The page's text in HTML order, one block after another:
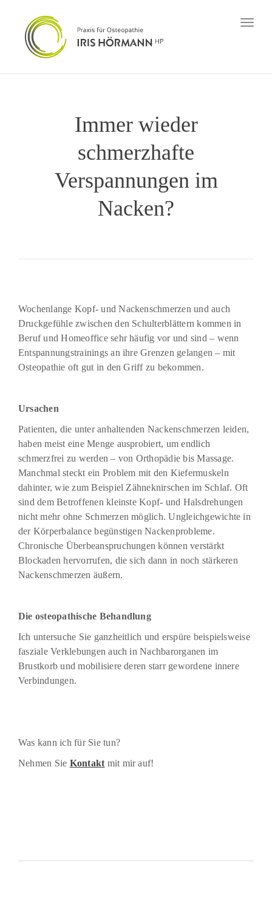
Immer wieder
schmerzhafte
Verspannungen im
Nacken?
Wochenlange Kopf- und Nackenschmerzen und auch
Druckgefühle zwischen den Schulterblättern kommen in
Beruf und Homeoffice sehr häufig vor und sind – wenn
Entspannungstrainings an ihre Grenzen gelangen – mit
Osteopathie oft gut in den Griff zu bekommen.
Ursachen
Patienten, die unter anhaltenden Nackenschmerzen leiden,
haben meist eine Menge ausprobiert, um endlich
schmerzfrei zu werden – von Orthopädie bis Massage.
Manchmal steckt ein Problem mit den Kiefermuskeln
dahinter, wie zum Beispiel Zähneknirschen im Schlaf. Oft
sind dem Betroffenen kleinste Kopf- und Halsdrehungen
nicht mehr ohne Schmerzen möglich. Ungleichgewichte in
der Körperbalance begünstigen Nackenprobleme.
Chronische Überbeanspruchungen können verstärkt
Blockaden hervorrufen, die sich dann in noch stärkeren
Nackenschmerzen äußern.
Die osteopathische Behandlung
Ich untersuche Sie ganzheitlich und erspüre beispielsweise
fasziale Verklebungen auch in Nachbarorganen im
Brustkorb und mobilisiere deren starr gewordene innere
Verbindungen.
Was kann ich für Sie tun?
Nehmen Sie Kontakt mit mir auf!